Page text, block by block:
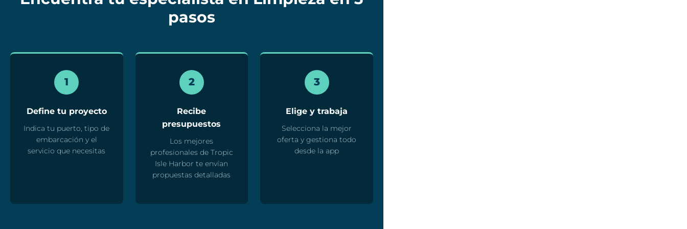
pasos
1
Define tu proyecto
Indica tu puerto, tipo de
embarcación y el
servicio que necesitas
2
Recibe
presupuestos
Los mejores
profesionales de Tropic
Isle Harbor te envían
propuestas detalladas
3
Elige y trabaja
Selecciona la mejor
oferta y gestiona todo
desde la app